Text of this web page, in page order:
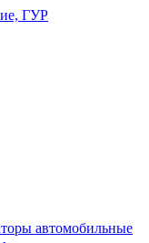
ГУР
автомобильные